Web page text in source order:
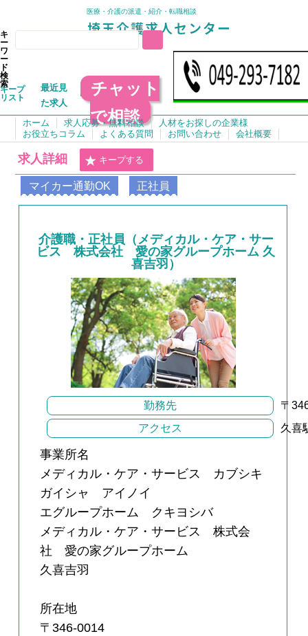
医療・介護の派遣・紹介・転職相談
キ
ー
ワ
ー
ド
検
索
キープ
リスト
最近見
た求人
チャット
で相談
ホーム 求人応募・無料相談
人材をお探しの企業様
お役立ちコラム
よくある質問 お問い合わせ 会社概要
求人詳細 キープする
マイカー通勤OK 正社員
介護職・正社員（メディカル・ケア・サー
ビス 株式会社 愛の家グループホーム 久
喜吉羽）
勤務先
〒
アクセス
久喜
事業所名
メディカル・ケア・サービス カブシキ
ガイシャ アイノイ
エグループホーム クキヨシバ
メディカル・ケア・サービス 株式会
社 愛の家グループホーム
久喜吉羽
所在地
〒346-0014